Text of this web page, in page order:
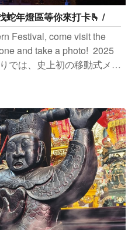
蛇年燈區等你來打卡🫰 /
Festival, come visit the
and take a photo! ​ 2025
では、史上初の移動式メイ
公園で「幸せを実現」し
니다! 타이중 중양공원에서
－蛇現幸福 群蛇共舞燈區
活動日期｜
燈時間｜週一至週四
22:00 活動地點｜臺中
週一至週四18:00-21:00(最
21:30(最終場21:30) 每30分
8(六)開幕首場為19:00 ​ 小提
2/23(日)每日15:30開放排